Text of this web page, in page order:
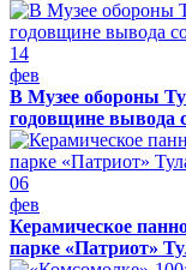
14
фев
В Музее обороны
годовщине вывода
06
фев
Керамическое
парке «Патриот»